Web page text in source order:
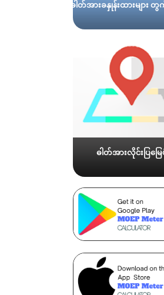
ဓါတ်အားခနှုန်းထားများ တွ
ဓါတ်အားလိုင်းပြမြေ